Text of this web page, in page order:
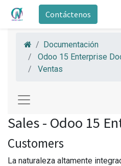
Contáctenos
Documentación
Odoo 15 Enterprise
Ventas
Sales - Odoo 15
Customers
La naturaleza altamente